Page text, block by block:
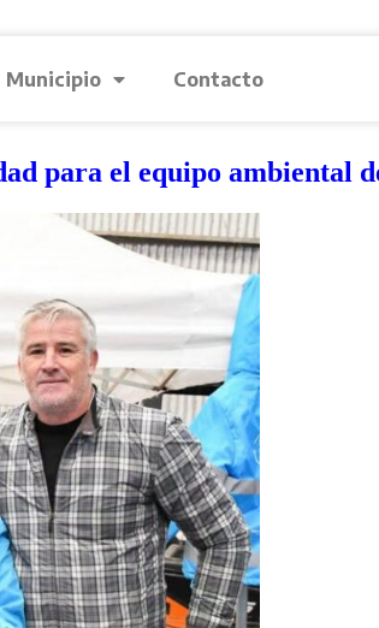
Municipio Contacto
para el equipo ambiental